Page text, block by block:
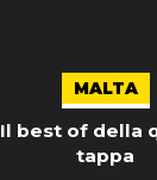
MALTA
Il best of della
tappa